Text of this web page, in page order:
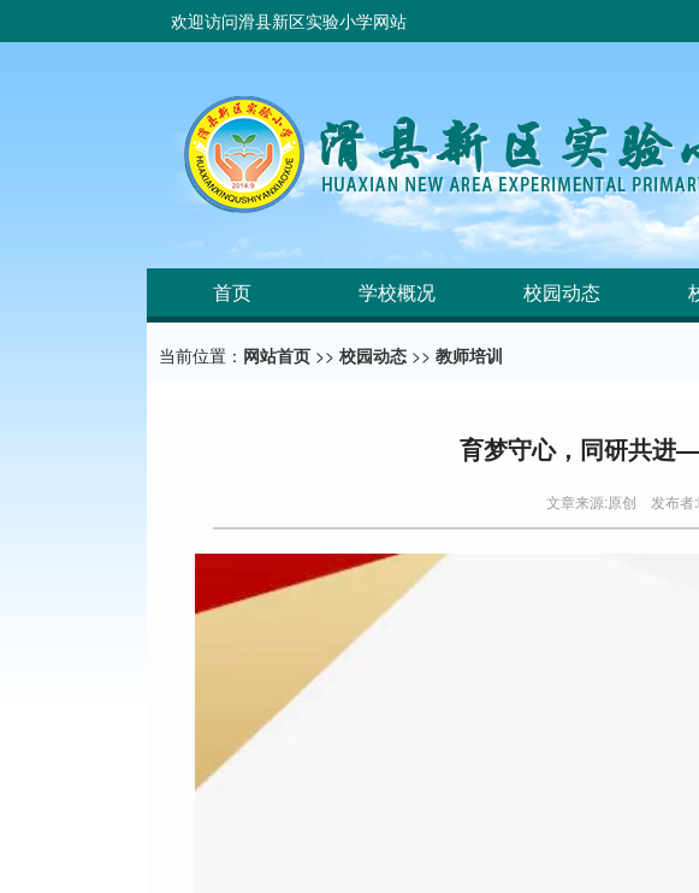
欢迎访问滑县新区实验小学网站
首页 学校概况 校园动态
当前位置： 网站首页 >> 校园动态 >> 教师培训
育梦守心，同研共进
文章来源:原创 发布